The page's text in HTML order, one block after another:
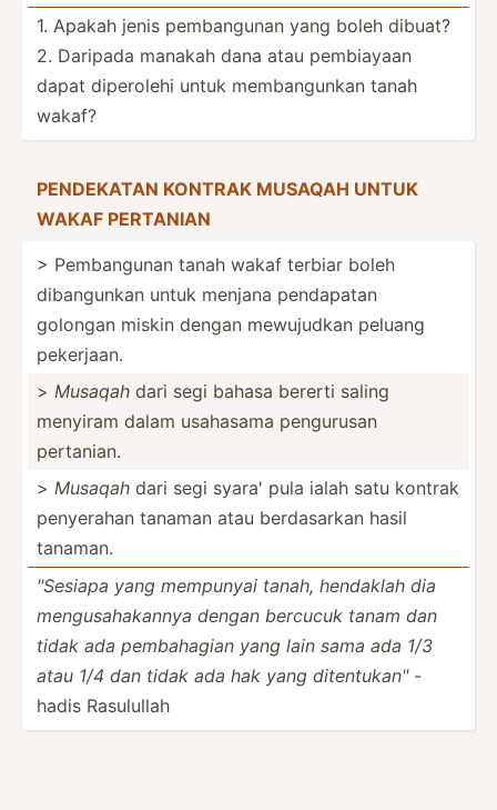
1. Apakah jenis pemban­gunan yang boleh dibuat?
2. Daripada manakah dana atau pembiayaan
dapat diperolehi untuk memban­gunkan tanah
wakaf?
PENDEKATAN KONTRAK MUSAQAH UNTUK
WAKAF PERTANIAN
> Pemban­gunan tanah wakaf terbiar boleh
dibang­unkan untuk menjana pendapatan
golongan miskin dengan mewujudkan peluang
pekerjaan.
> Musaqah dari segi bahasa bererti saling
menyiram dalam usahasama pengurusan
pertanian.
> Musaqah dari segi syara' pula ialah satu kontrak
penyerahan tanaman atau berdas­arkan hasil
tanaman.
"­Sesiapa yang mempunyai tanah, hendaklah dia
mengus­aha­kannya dengan bercucuk tanam dan
tidak ada pembah­agian yang lain sama ada 1/3
atau 1/4 dan tidak ada hak yang ditent­uka­n"-
hadis Rasulullah